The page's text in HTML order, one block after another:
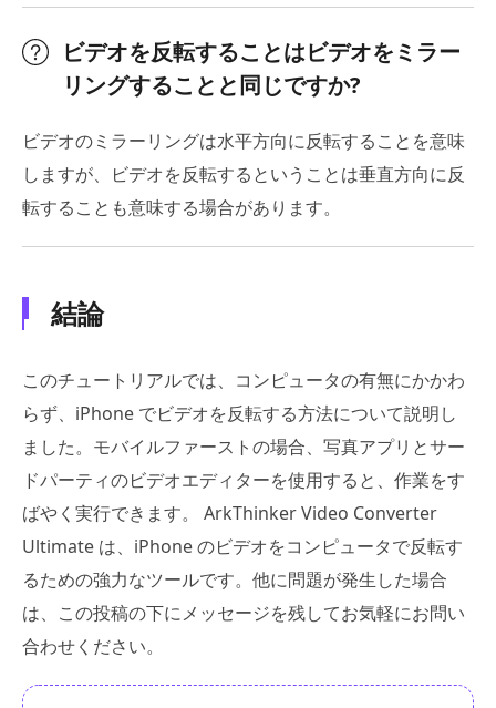
ビデオを反転することはビデオをミラー
リングすることと同じですか?
ビデオのミラーリングは水平方向に反転することを意味
しますが、ビデオを反転するということは垂直方向に反
転することも意味する場合があります。
結論
このチュートリアルでは、コンピュータの有無にかかわ
らず、iPhone でビデオを反転する方法について説明し
ました。モバイルファーストの場合、写真アプリとサー
ドパーティのビデオエディターを使用すると、作業をす
ばやく実行できます。 ArkThinker Video Converter
Ultimate は、iPhone のビデオをコンピュータで反転す
るための強力なツールです。他に問題が発生した場合
は、この投稿の下にメッセージを残してお気軽にお問い
合わせください。